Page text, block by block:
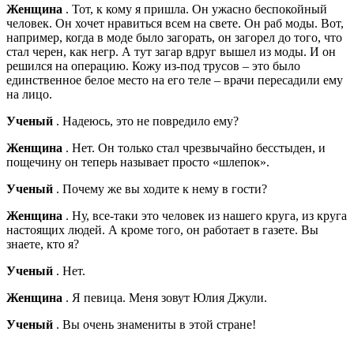
Женщина . Тот, к кому я пришла. Он ужасно беспокойный
человек. Он хочет нравиться всем на свете. Он раб моды. Вот,
например, когда в моде было загорать, он загорел до того, что
стал черен, как негр. А тут загар вдруг вышел из моды. И он
решился на операцию. Кожу из-под трусов – это было
единственное белое место на его теле – врачи пересадили ему
на лицо.
Ученый . Надеюсь, это не повредило ему?
Женщина . Нет. Он только стал чрезвычайно бесстыден, и
пощечину он теперь называет просто «шлепок».
Ученый . Почему же вы ходите к нему в гости?
Женщина . Ну, все-таки это человек из нашего круга, из круга
настоящих людей. А кроме того, он работает в газете. Вы
знаете, кто я?
Ученый . Нет.
Женщина . Я певица. Меня зовут Юлия Джули.
Ученый . Вы очень знамениты в этой стране!